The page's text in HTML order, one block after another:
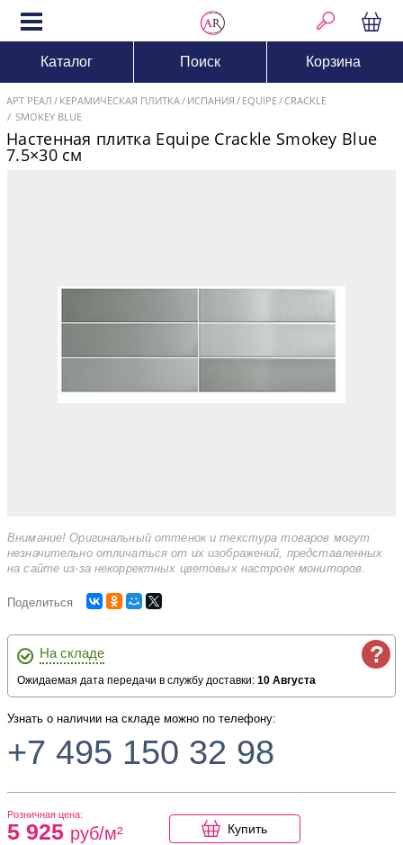
Каталог Поиск Корзина
АРТ РЕАЛ КЕРАМИЧЕСКАЯ ПЛИТКА ИСПАНИЯ EQUIPE CRACKLE
SMOKEY BLUE
Настенная плитка Equipe Crackle Smokey Blue
7.5×30 см
Внимание! Оригинальный оттенок и текстура товаров могут
незначительно отличаться от их изображений, представленных
на сайте из-за некорректных цветовых настроек мониторов.
Поделиться
?
На складе
Ожидаемая дата передачи в службу доставки: 10 Августа
Узнать о наличии на складе можно по телефону:
+7 495 150 32 98
Розничная цена:
5 925 руб/м² Купить